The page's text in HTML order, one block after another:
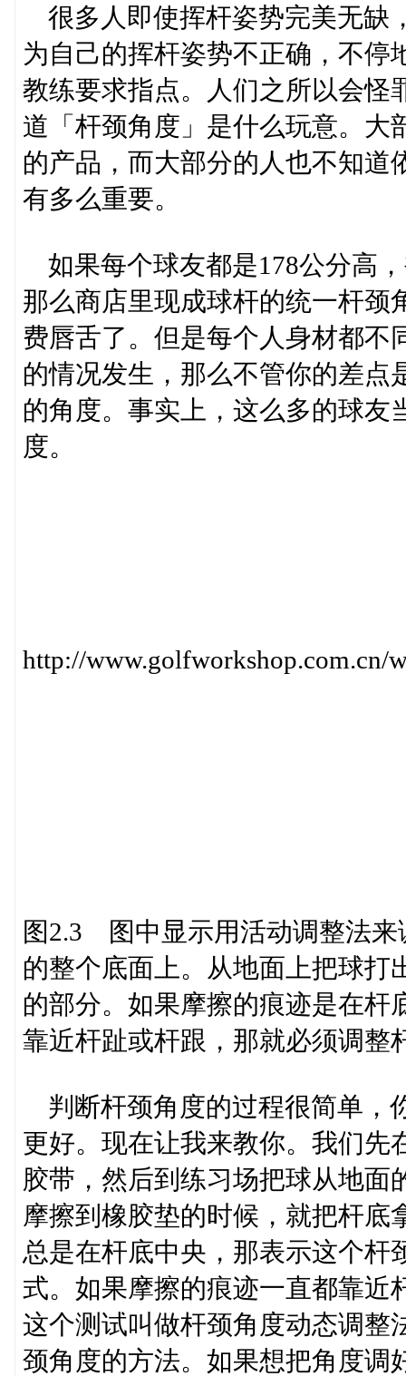
很多人即使挥杆姿势完美无缺
为自己的挥杆姿势不正确，不停
教练要求指点。人们之所以会怪
道「杆颈角度」是什么玩意。大
的产品，而大部分的人也不知道
有多么重要。
如果每个球友都是178公分高
那么商店里现成球杆的统一杆颈
费唇舌了。但是每个人身材都不
的情况发生，那么不管你的差点
的角度。事实上，这么多的球友
度。
http://www.golfworkshop.com.cn/
图2.3 图中显示用活动调整法来
的整个底面上。从地面上把球打
的部分。如果摩擦的痕迹是在杆
靠近杆趾或杆跟，那就必须调整
判断杆颈角度的过程很简单，
更好。现在让我来教你。我们先
胶带，然后到练习场把球从地面
摩擦到橡胶垫的时候，就把杆底
总是在杆底中央，那表示这个杆
式。如果摩擦的痕迹一直都靠近
这个测试叫做杆颈角度动态调整
颈角度的方法。如果想把角度调